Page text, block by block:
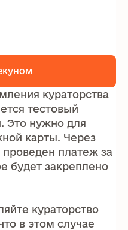
кураторства
тестовый
Это нужно для
карты. Через
платеж за
будет закреплено
кураторство
в этом случае